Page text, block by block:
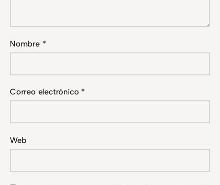
Nombre *
Correo electrónico *
Web